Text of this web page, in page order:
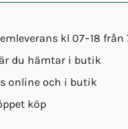
kl 07–18 från
du hämtar i butik
online och i butik
köp